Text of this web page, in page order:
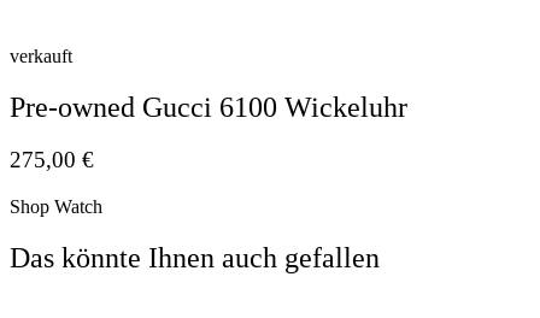
verkauft
Pre-owned Gucci 6100 Wickeluhr
275,00 €
Shop Watch
Das könnte Ihnen auch gefallen